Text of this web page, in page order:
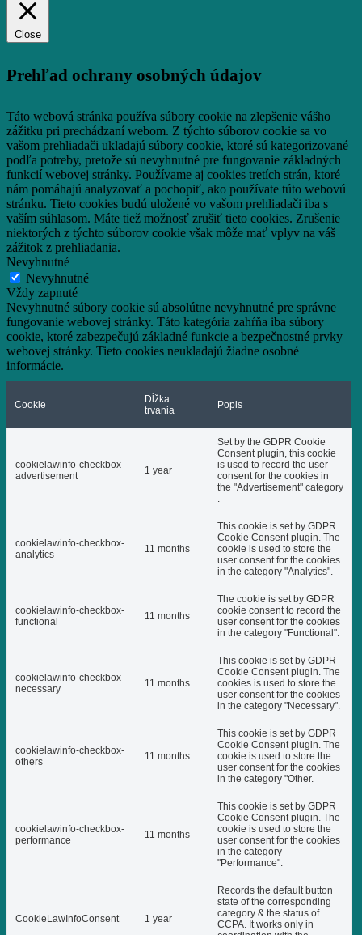
Close
Prehľad ochrany osobných údajov
Táto webová stránka používa súbory cookie na zlepšenie vášho
zážitku pri prechádzaní webom. Z týchto súborov cookie sa vo
vašom prehliadači ukladajú súbory cookie, ktoré sú kategorizované
podľa potreby, pretože sú nevyhnutné pre fungovanie základných
funkcií webovej stránky. Používame aj cookies tretích strán, ktoré
nám pomáhajú analyzovať a pochopiť, ako používate túto webovú
stránku. Tieto cookies budú uložené vo vašom prehliadači iba s
vaším súhlasom. Máte tiež možnosť zrušiť tieto cookies. Zrušenie
niektorých z týchto súborov cookie však môže mať vplyv na váš
zážitok z prehliadania.
Nevyhnutné
Nevyhnutné
Vždy zapnuté
Nevyhnutné súbory cookie sú absolútne nevyhnutné pre správne
fungovanie webovej stránky. Táto kategória zahŕňa iba súbory
cookie, ktoré zabezpečujú základné funkcie a bezpečnostné prvky
webovej stránky. Tieto cookies neukladajú žiadne osobné
informácie.
Cookie
Dĺžka
trvania
Popis
cookielawinfo-checkbox-
advertisement
1 year
Set by the GDPR Cookie
Consent plugin, this cookie
is used to record the user
consent for the cookies in
the "Advertisement" category
.
cookielawinfo-checkbox-
analytics
11 months
This cookie is set by GDPR
Cookie Consent plugin. The
cookie is used to store the
user consent for the cookies
in the category "Analytics".
cookielawinfo-checkbox-
functional
11 months
The cookie is set by GDPR
cookie consent to record the
user consent for the cookies
in the category "Functional".
cookielawinfo-checkbox-
necessary
11 months
This cookie is set by GDPR
Cookie Consent plugin. The
cookies is used to store the
user consent for the cookies
in the category "Necessary".
cookielawinfo-checkbox-
others
11 months
This cookie is set by GDPR
Cookie Consent plugin. The
cookie is used to store the
user consent for the cookies
in the category "Other.
cookielawinfo-checkbox-
performance
11 months
This cookie is set by GDPR
Cookie Consent plugin. The
cookie is used to store the
user consent for the cookies
in the category
"Performance".
CookieLawInfoConsent 1 year
Records the default button
state of the corresponding
category & the status of
CCPA. It works only in